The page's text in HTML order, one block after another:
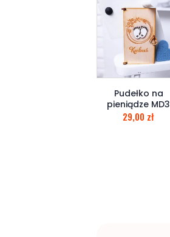
Pudełko na
pieniądze MD3
29,00 zł